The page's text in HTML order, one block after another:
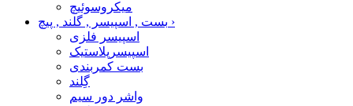
میکروسوئیچ
›
اسپیسر فلزی
اسپیسرپلاستیک
بست کمربندی
گِلند
واشر دور سیم